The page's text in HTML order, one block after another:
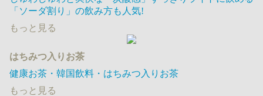
「ソーダ割り」の飲み方も人気!
もっと見る
はちみつ入りお茶
健康お茶・韓国飲料・はちみつ入りお茶
もっと見る